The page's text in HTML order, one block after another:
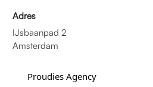
Adres
IJsbaanpad 2
Amsterdam
Proudies Agency